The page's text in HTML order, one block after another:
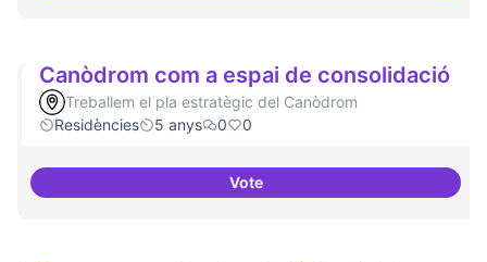
Canòdrom com a espai de consolidació
Treballem el pla estratègic del Canòdrom
Residències
5 anys 0 0
VoteCanòdrom com a espai de